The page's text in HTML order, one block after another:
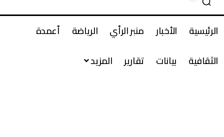
الرئيسية الأخبار منبر الرأي الرياضة
أعمدة
الثقافية
بيانات تقارير المزيد